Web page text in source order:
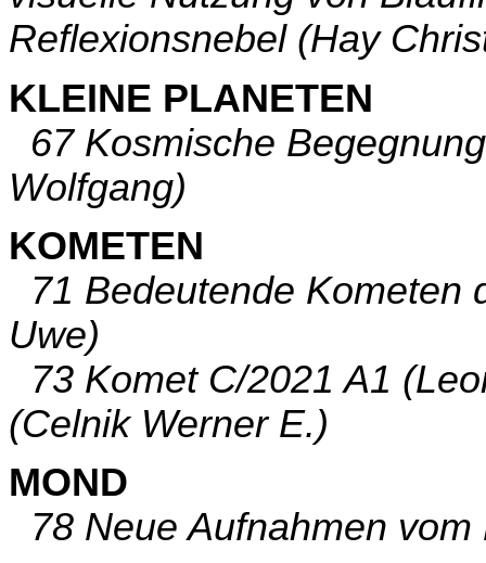
Reflexionsnebel (Hay
KLEINE PLANETEN
67 Kosmische
Wolfgang)
KOMETEN
71 Bedeutende Kometen
Uwe)
73 Komet C/2021 A1
(Celnik Werner E.)
MOND
78 Neue Aufnahmen